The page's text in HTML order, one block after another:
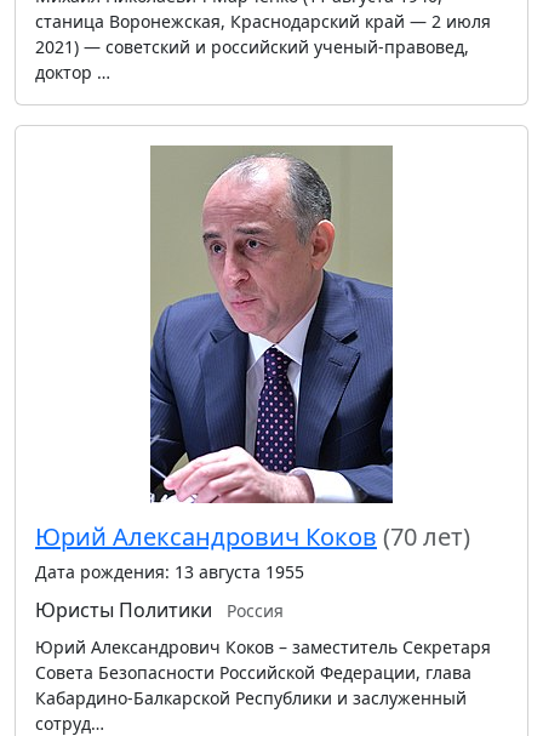
станица Воронежская, Краснодарский край — 2 июля
2021) — советский и российский ученый-правовед,
доктор …
Юрий Александрович Коков (70 лет)
Дата рождения: 13 августа 1955
Юристы Политики
Россия
Юрий Александрович Коков – заместитель Секретаря
Совета Безопасности Российской Федерации, глава
Кабардино-Балкарской Республики и заслуженный
сотруд…